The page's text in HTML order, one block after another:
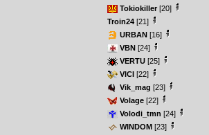
Tokiokiller [20]
Troin24 [21]
URBAN [16]
VBN [24]
VERTU [25]
VICI [22]
Vik_mag [23]
Volage [22]
Volodi_tmn [24]
WINDOM [23]